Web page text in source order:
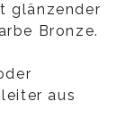
glänzender
Bronze.
aus